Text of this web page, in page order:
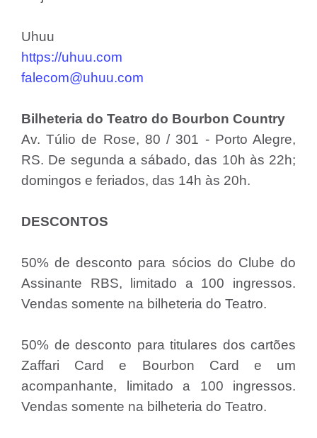
Uhuu
https://uhuu.com
falecom@uhuu.com
Bilheteria do Teatro do Bourbon Country
Av. Túlio de Rose, 80 / 301 - Porto Alegre,
RS. De segunda a sábado, das 10h às 22h;
domingos e feriados, das 14h às 20h.
DESCONTOS
50% de desconto para sócios do Clube do
Assinante RBS, limitado a 100 ingressos.
Vendas somente na bilheteria do Teatro.
50% de desconto para titulares dos cartões
Zaffari Card e Bourbon Card e um
acompanhante, limitado a 100 ingressos.
Vendas somente na bilheteria do Teatro.